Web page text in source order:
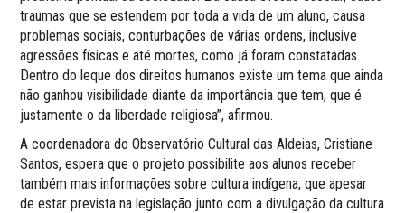
traumas que se estendem por toda a vida de um aluno, causa
problemas sociais, conturbações de várias ordens, inclusive
agressões físicas e até mortes, como já foram constatadas.
Dentro do leque dos direitos humanos existe um tema que ainda
não ganhou visibilidade diante da importância que tem, que é
justamente o da liberdade religiosa”, afirmou.
A coordenadora do Observatório Cultural das Aldeias, Cristiane
Santos, espera que o projeto possibilite aos alunos receber
também mais informações sobre cultura indígena, que apesar
de estar prevista na legislação junto com a divulgação da cultura